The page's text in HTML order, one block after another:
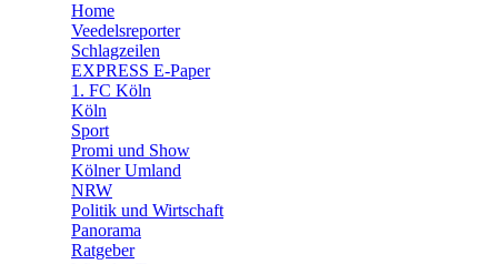
🛒 Shoppingwelt
Home
Veedelsreporter
Schlagzeilen
EXPRESS E-Paper
1. FC Köln
Köln
Sport
Promi und Show
Kölner Umland
NRW
Politik und Wirtschaft
Panorama
Ratgeber